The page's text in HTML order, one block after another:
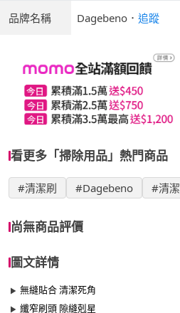
品牌名稱 Dagebeno ． 追蹤
看更多「掃除用品」熱門商品
#清潔刷 #Dagebeno #清潔
尚無商品評價
圖文詳情
無縫貼合 清潔死角
纖窄刷頭 隙縫剋星